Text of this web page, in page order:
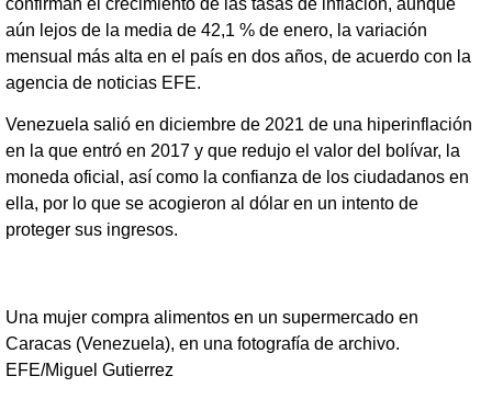
aún lejos de la media de 42,1 % de enero, la variación
mensual más alta en el país en dos años, de acuerdo con la
agencia de noticias EFE.
Venezuela salió en diciembre de 2021 de una hiperinflación
en la que entró en 2017 y que redujo el valor del bolívar, la
moneda oficial, así como la confianza de los ciudadanos en
ella, por lo que se acogieron al dólar en un intento de
proteger sus ingresos.
Una mujer compra alimentos en un supermercado en
Caracas (Venezuela), en una fotografía de archivo.
EFE/Miguel Gutierrez